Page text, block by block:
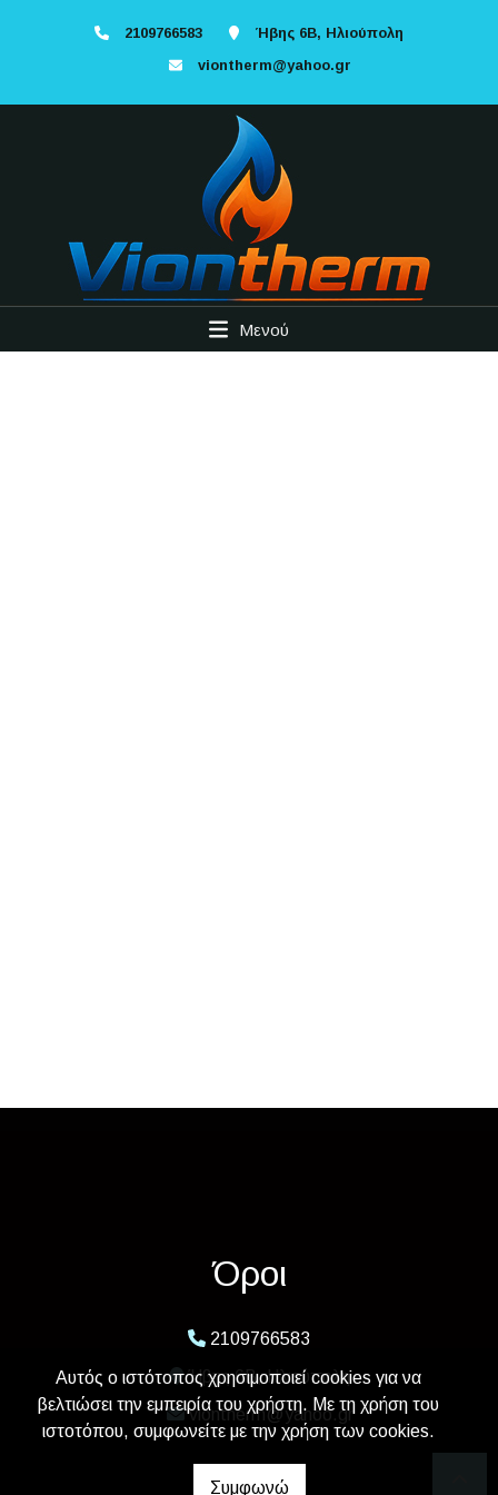
2109766583
Ήβης 6Β, Ηλιούπολη
viontherm@yahoo.gr
Μενού
Όροι
2109766583
Ήβης 6Β, Ηλιούπολη
viontherm@yahoo.gr
Αυτός ο ιστότοπος χρησιμοποιεί cookies για να
βελτιώσει την εμπειρία του χρήστη. Με τη χρήση του
ιστοτόπου, συμφωνείτε με την χρήση των cookies.
Συμφωνώ